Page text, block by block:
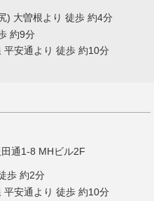
) 大曽根より 徒歩 約4分
約9分
平安通より 徒歩 約10分
通1-8 MHビル2F
歩 約2分
平安通より 徒歩 約10分